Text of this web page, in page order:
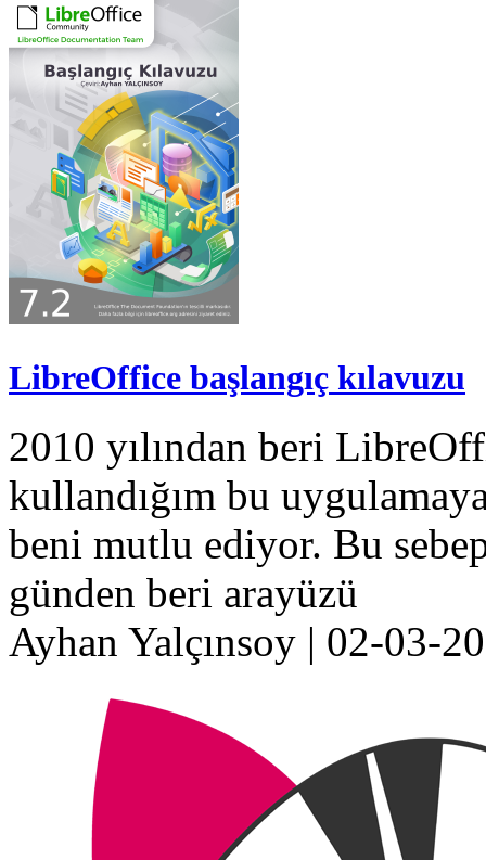
LibreOffice başlangıç kılavuzu
2010 yılından beri
kullandığım bu
beni mutlu ediyor. Bu
günden beri arayüzü
Ayhan Yalçınsoy | 02-03-